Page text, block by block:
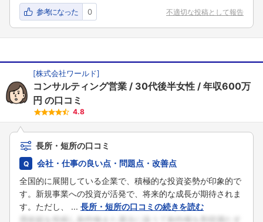
参考になった 0 不適切な投稿として報告
[株式会社ワールド]
コンサルティング営業 30代後半女性
年収600万
円 の口コミ
4.8
長所・短所の口コミ
会社・仕事の良い点・問題点・改善点
全国的に展開している企業で、積極的な投資姿勢が印象的で
す。新規事業への投資が活発で、将来的な成長が期待されま
す。ただし、 ... 長所・短所の口コミの続きを読む